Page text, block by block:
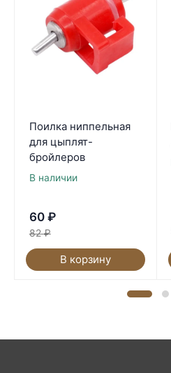
Поилка ниппельная
для цыплят-
бройлеров
В наличии
60 ₽
82 ₽
В корзину